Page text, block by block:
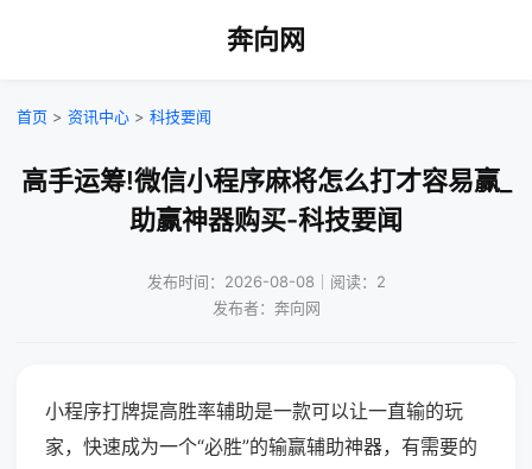
奔向网
首页 > 资讯中心 > 科技要闻
高手运筹!微信小程序麻将怎么打才容易赢_
助赢神器购买-科技要闻
发布时间：2026-08-08｜阅读：2
发布者：奔向网
小程序打牌提高胜率辅助是一款可以让一直输的玩
家，快速成为一个“必胜”的输赢辅助神器，有需要的